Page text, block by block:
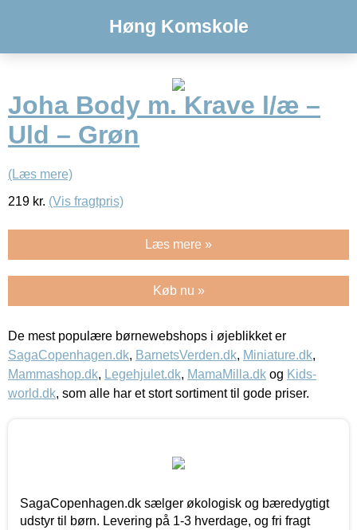
Høng Komskole
Joha Body m. Krave l/æ –
Uld – Grøn
(Læs mere)
219 kr. (Vis fragtpris)
Læs mere »
Køb nu »
De mest populære børnewebshops i øjeblikket er
SagaCopenhagen.dk, BarnetsVerden.dk, Miniature.dk,
Mammashop.dk, Legehjulet.dk, MamaMilla.dk og Kids-
world.dk, som alle har et stort sortiment til gode priser.
SagaCopenhagen.dk sælger økologisk og bæredygtigt
udstyr til børn. Levering på 1-3 hverdage, og fri fragt